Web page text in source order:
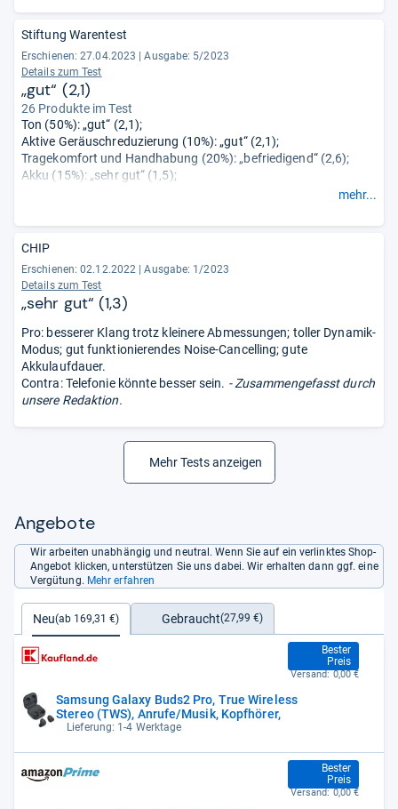
Stiftung Warentest
Erschienen: 27.04.2023 | Ausgabe: 5/2023
Details zum Test
„gut“ (2,1)
26 Produkte im Test
Ton (50%): „gut“ (2,1);
Aktive Geräuschreduzierung (10%): „gut“ (2,1);
Tragekomfort und Handhabung (20%): „befriedigend“ (2,6);
Akku (15%): „sehr gut“ (1,5);
mehr...
CHIP
Erschienen: 02.12.2022 | Ausgabe: 1/2023
Details zum Test
„sehr gut“ (1,3)
Pro: besserer Klang trotz kleinere Abmessungen; toller Dynamik-
Modus; gut funktionierendes Noise-Cancelling; gute
Akkulaufdauer.
Contra: Telefonie könnte besser sein. - Zusammengefasst durch
unsere Redaktion.
Mehr Tests anzeigen
Angebote
Wir arbeiten unabhängig und neutral. Wenn Sie auf ein verlinktes Shop-
Angebot klicken, unterstützen Sie uns dabei. Wir erhalten dann ggf. eine
Vergütung. Mehr erfahren
Neu(ab 169,31 €) Gebraucht(27,99 €)
Samsung Galaxy Buds2 Pro, True Wireless
Stereo (TWS), Anrufe/Musik, Kopfhörer,
Lieferung: 1-4 Werktage
Bester
Preis
169,31 €
Versand: 0,00 €
Bester
Preis
169,31 €
Versand: 0,00 €